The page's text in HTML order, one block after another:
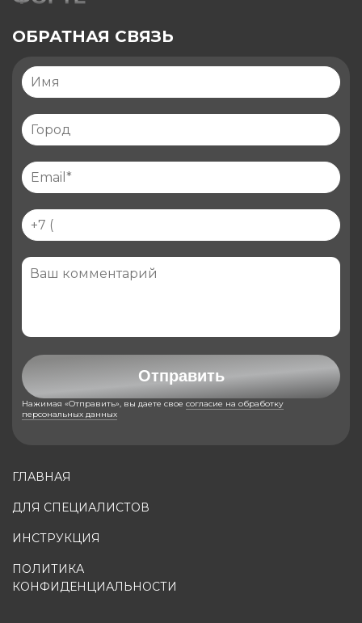
ГЛАВНАЯ
ДЛЯ СПЕЦИАЛИСТОВ
ИНСТРУКЦИЯ
ПОЛИТИКА
КОНФИДЕНЦИАЛЬНОСТИ
ОБРАТНАЯ СВЯЗЬ
Отправить
Нажимая «Отправить», вы даете свое согласие на обработку
персональных данных